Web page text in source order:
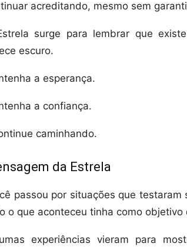
acreditando, mesmo sem
surge para lembrar que
escuro.
a esperança.
a confiança.
caminhando.
da Estrela
passou por situações que
o que aconteceu tinha como objetivo
experiências vieram para